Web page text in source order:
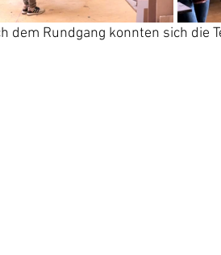
dem Rundgang konnten sich die